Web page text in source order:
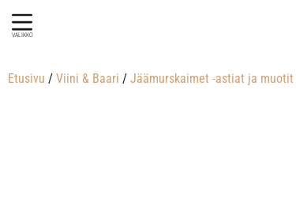
VALIKKO
Etusivu / Viini & Baari / Jäämurskaimet -astiat ja muotit